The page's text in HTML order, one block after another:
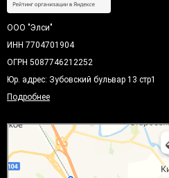
ООО "Элси"
ИНН 7704701904
ОГРН 5087746212252
Юр. адрес: Зубовский бульвар 13 стр1
Подробнее